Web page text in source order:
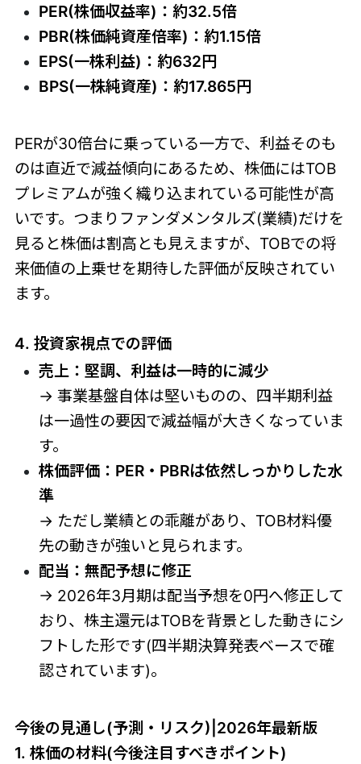
PER(株価収益率)：約32.5倍
PBR(株価純資産倍率)：約1.15倍
EPS(一株利益)：約632円
BPS(一株純資産)：約17.865円
PERが30倍台に乗っている一方で、利益そのも
のは直近で減益傾向にあるため、株価にはTOB
プレミアムが強く織り込まれている可能性が高
いです。つまりファンダメンタルズ(業績)だけを
見ると株価は割高とも見えますが、TOBでの将
来価値の上乗せを期待した評価が反映されてい
ます。
4. 投資家視点での評価
売上：堅調、利益は一時的に減少
→ 事業基盤自体は堅いものの、四半期利益
は一過性の要因で減益幅が大きくなっていま
す。
株価評価：PER・PBRは依然しっかりした水
準
→ ただし業績との乖離があり、TOB材料優
先の動きが強いと見られます。
配当：無配予想に修正
→ 2026年3月期は配当予想を0円へ修正して
おり、株主還元はTOBを背景とした動きにシ
フトした形です(四半期決算発表ベースで確
認されています)。
今後の見通し(予測・リスク)|2026年最新版
1. 株価の材料(今後注目すべきポイント)